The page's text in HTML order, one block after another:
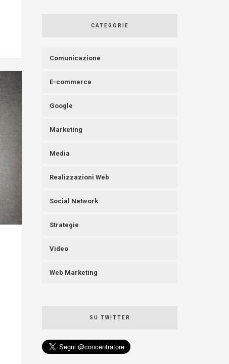
CATEGORIE
Comunicazione
E-commerce
Google
Marketing
Media
Realizzazioni Web
Social Network
Strategie
Video
Web Marketing
SU TWITTER